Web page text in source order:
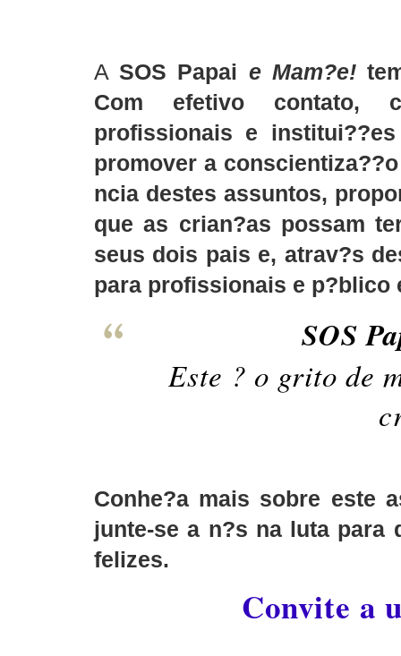
A SOS Papai e Mam?e!
Com efetivo contato,
profissionais e
promover a
ncia destes assuntos,
que as crian?as possam
seus dois pais e, atrav?s
para profissionais e p?blico
SOS
Este ? o grito de
Conhe?a mais sobre este
junte-se a n?s na luta para
felizes.
Convite a